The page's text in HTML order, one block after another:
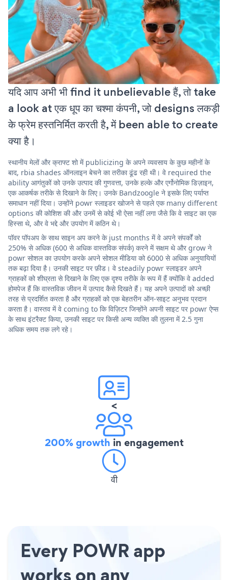
यदि आप अभी भी find it unbelievable हैं, तो take
a look at एक धूप का चश्मा कंपनी, जो designs लकड़ी
के फ्रेम हस्तनिर्मित करती है, में been able to create
क्या है।
स्थानीय मेलों और क्राफ्ट शो में publicizing के अपने व्यवसाय के कुछ महीनों के
बाद, rbia shades ऑनलाइन बेचने का तरीका ढूंढ रही थी। वे required the
ability आगंतुकों को उनके उत्पाद की गुणवत्ता, उनके हल्के और एर्गोनोमिक डिज़ाइन,
एक आकर्षक तरीके से दिखाने के लिए। उनके Bandzoogle ने इसके लिए पर्याप्त
समाधान नहीं दिया। उन्होंने powr स्लाइडर खोजने से पहले एक many different
options की कोशिश की और उनमें से कोई भी ऐसा नहीं लगा जैसे कि वे साइट का एक
हिस्सा थे, और वे भद्दे और उपयोग में कठिन थे।
पॉवर पॉपअप के साथ साइन अप करने के just months में वे अपने संपर्कों को
250% से अधिक (600 से अधिक वास्तविक संपर्क) करने में सक्षम थे और grow ने
powr सोशल का उपयोग करके अपने सोशल मीडिया को 6000 से अधिक अनुयायियों
तक बढ़ा दिया है। उनकी साइट पर फ़ीड। वे steadily powr स्लाइडर अपने
ग्राहकों को शीघ्रता से दिखाने के लिए एक दृश्य तरीके के रूप में हैं क्योंकि वे added
होमपेज हैं कि वास्तविक जीवन में उत्पाद कैसे दिखते हैं। यह अपने उत्पादों को अच्छी
तरह से प्रदर्शित करता है और ग्राहकों को एक बेहतरीन ऑन-साइट अनुभव प्रदान
करता है। वास्तव में वे coming to कि विज़िटर जिन्होंने अपनी साइट पर powr ऐप्स
के साथ इंटरैक्ट किया, उनकी साइट पर किसी अन्य व्यक्ति की तुलना में 2.5 गुना
अधिक समय तक लगे रहे।
<
200% growth in engagement
वी
Every POWR app
works on any